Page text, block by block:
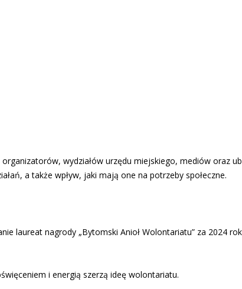
wydziałów urzędu miejskiego, mediów oraz
a także wpływ, jaki mają one na potrzeby społeczne.
laureat nagrody „Bytomski Anioł Wolontariatu” za 2024
i energią szerzą ideę wolontariatu.